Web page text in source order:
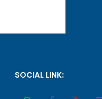
SOCIAL LINK: